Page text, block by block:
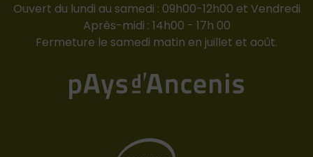
Ouvert du lundi au samedi : 09h00-12h00 et Vendredi
Après-midi : 14h00 - 17h 00
Fermeture le samedi matin en juillet et août.